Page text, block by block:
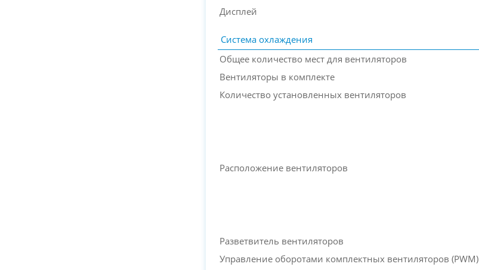
Дисплей
Система охлаждения
Общее количество мест для вентиляторов
Вентиляторы в комплекте
Количество установленных вентиляторов
Расположение вентиляторов
Разветвитель вентиляторов
Управление оборотами комплектных вентиляторов (PWM)